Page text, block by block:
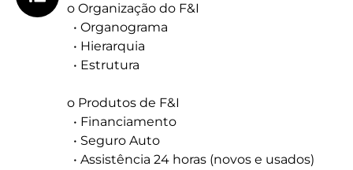
o Organização do F&I
• Organograma
• Hierarquia
• Estrutura
o Produtos de F&I
• Financiamento
• Seguro Auto
• Assistência 24 horas (novos e usados)